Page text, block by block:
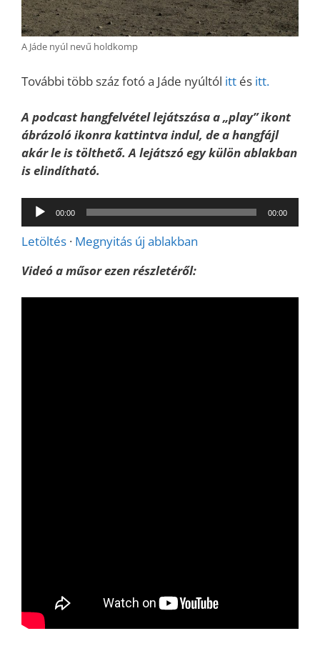
A Jáde nyúl nevű holdkomp
További több száz fotó a Jáde nyúltól itt és itt.
A podcast hangfelvétel lejátszása a „play” ikont
ábrázoló ikonra kattintva indul, de a hangfájl
akár le is tölthető. A lejátszó egy külön ablakban
is elindítható.
Audió
lejátszó
00:00 00:00
Letöltés · Megnyitás új ablakban
Videó a műsor ezen részletéről: